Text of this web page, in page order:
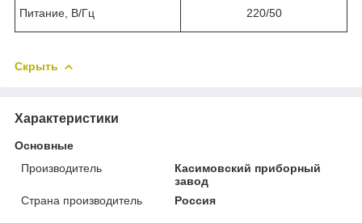
Питание, В/Гц 220/50
Скрыть
Характеристики
Основные
Производитель
Касимовский приборный
завод
Страна производитель
Россия